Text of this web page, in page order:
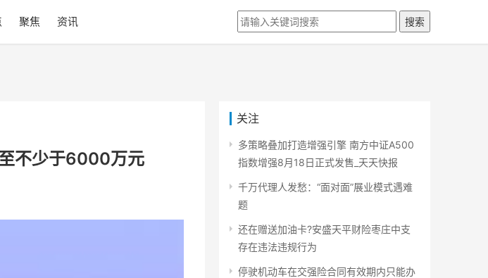
聚焦 资讯 搜索
不少于6000万元
关注
多策略叠加打造增强引擎 南方中证A500
指数增强8月18日正式发售_天天快报
千万代理人发愁：“面对面”展业模式遇难
题
还在赠送加油卡?安盛天平财险枣庄中支
存在违法违规行为
停驶机动车在交强险合同有效期内只能办